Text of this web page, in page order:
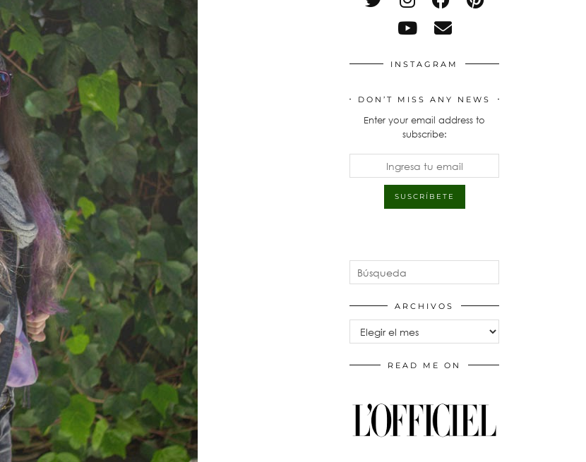
INSTAGRAM
DON’T MISS ANY NEWS
Enter your email address to
subscribe:
ARCHIVOS
Archivos
READ ME ON